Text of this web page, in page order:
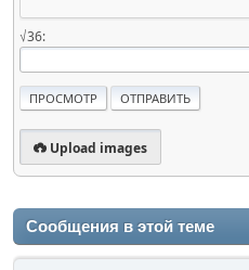
√36:
Upload images
Сообщения в этой теме